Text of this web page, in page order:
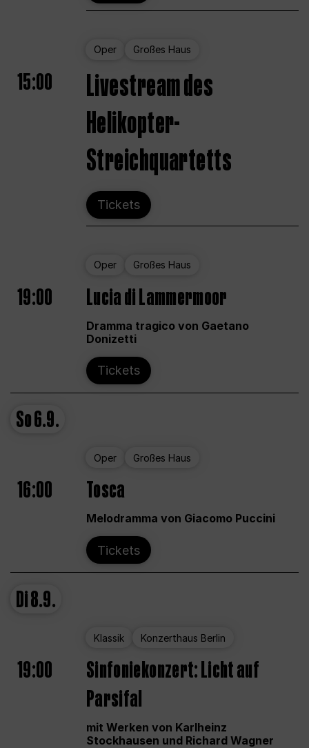
Oper Großes Haus
15:00
Livestream des
Helikopter-
Streichquartetts
Tickets
Oper Großes Haus
19:00 Lucia di Lammermoor
Dramma tragico von Gaetano
Donizetti
Tickets
So6.9.
Oper Großes Haus
16:00 Tosca
Melodramma von Giacomo Puccini
Tickets
Di8.9.
Klassik Konzerthaus Berlin
19:00
Sinfoniekonzert: Licht auf
Parsifal
mit Werken von Karlheinz
Stockhausen und Richard Wagner